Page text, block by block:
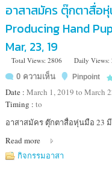
อาสาสมัคร ตุ๊กตาสื่อ
Producing Hand
Mar, 23, 19
Total Views: 2806
Daily Views:
0 ความเห็น
Pinpoint
Date : March 1, 2019 to March
Timing : to
Location
มูลนิธิ
อาสา
อาสาสมัคร ตุ๊กตาสื่อหุ่นมือ 23 มี.
Read more
กิจกรรมอาสา